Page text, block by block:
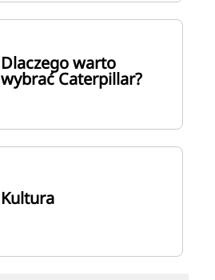
Dlaczego warto
wybrać Caterpillar?
Kultura